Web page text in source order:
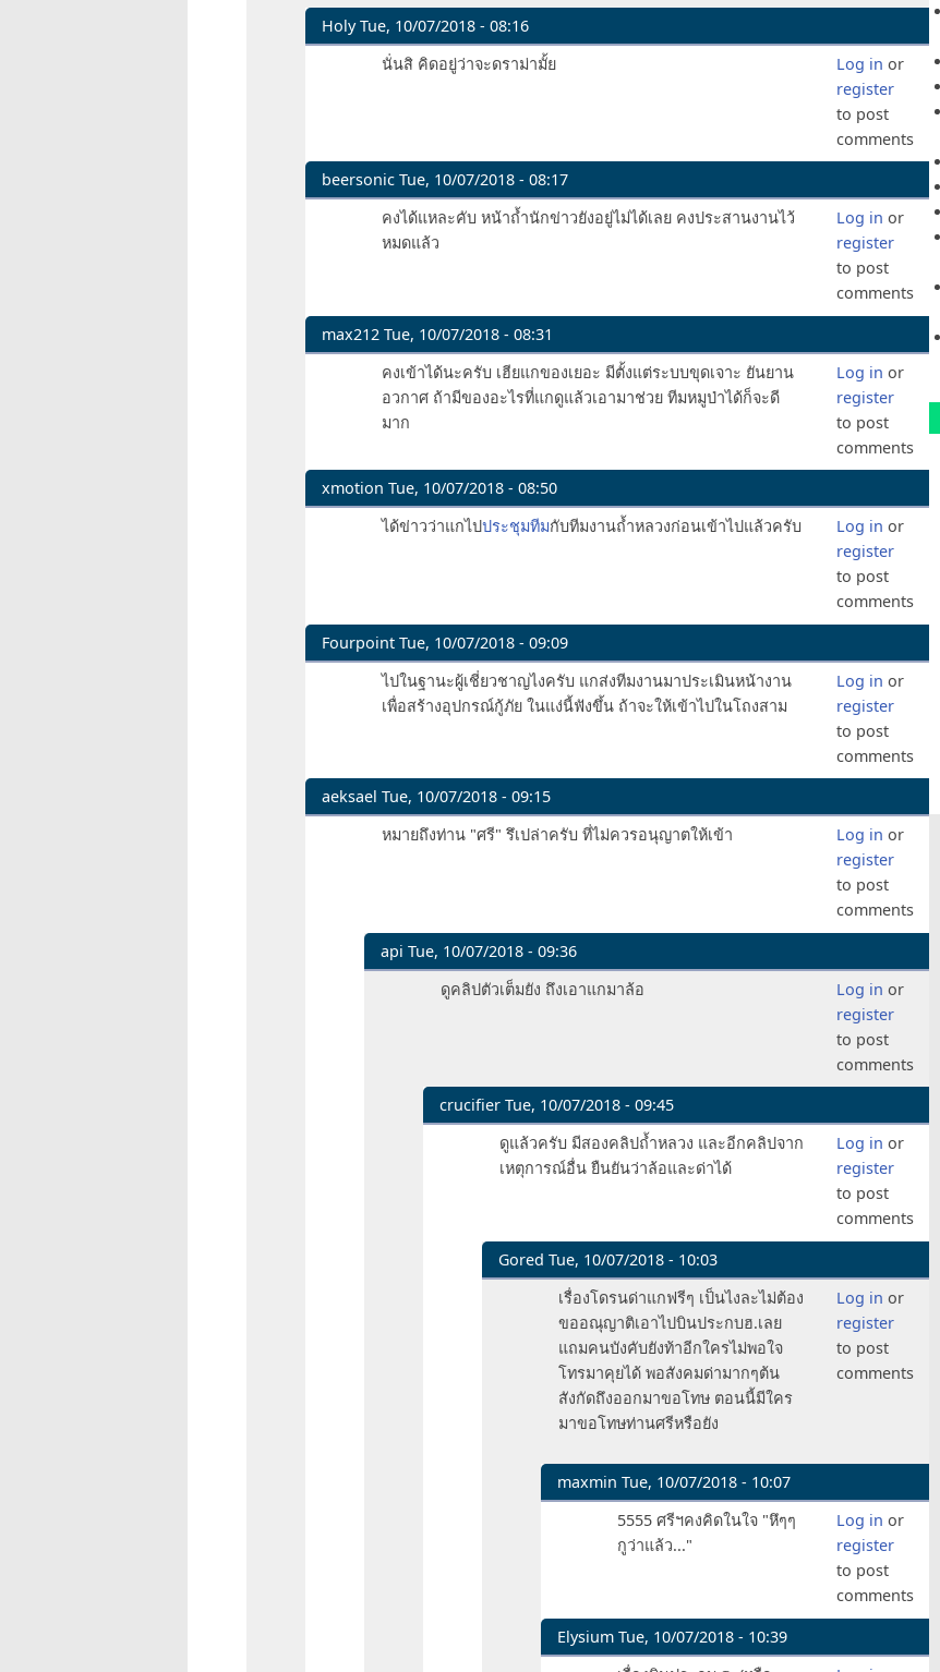
princeth
HolyTue, 10/07/2018 - 08:16
In
จะ
ควร
by
นั่นสิ คิดอยู่ว่าจะดราม่ามั้ย Log in or
register
to post
comments
beersonic Tue, 10/07/2018 - 08:17
In
จะ
ควร
เข้
by
คงได้แหละคับ หน้าถ้ำนักข่าวยังอยู่ไม่ได้เลย คงประสานงานไว้
หมดแล้ว
Log in or
register
to post
comments
max212 Tue, 10/07/2018 - 08:31
In
จะ
ควร
เข้
by
คงเข้าได้นะครับ เฮียแกของเยอะ มีตั้งแต่ระบบขุดเจาะ ยันยาน
อวกาศ ถ้ามีของอะไรที่แกดูแล้วเอามาช่วย ทีมหมูป่าได้ก็จะดี
มาก
Log in or
register
to post
comments
xmotion Tue, 10/07/2018 - 08:50
In
จะ
ควร
เข้
by
ได้ข่าวว่าแกไปประชุมทีมกับทีมงานถ้ำหลวงก่อนเข้าไปแล้วครับ Log in or
register
to post
comments
Fourpoint Tue, 10/07/2018 - 09:09
In
จะ
ควร
ไปในฐานะผู้เชี่ยวชาญไงครับ แกส่งทีมงานมาประเมินหน้างาน
เพื่อสร้างอุปกรณ์กู้ภัย ในแง่นี้ฟังขึ้น ถ้าจะให้เข้าไปในโถงสาม
Log in or
register
to post
comments
aeksael Tue, 10/07/2018 - 09:15
In
หมายถึงท่าน "ศรี" รึเปล่าครับ ที่ไม่ควรอนุญาตให้เข้า Log in or
register
to post
comments
api Tue, 10/07/2018 - 09:36
In
ดูคลิปตัวเต็มยัง ถึงเอาแกมาล้อ Log in or
register
to post
comments
crucifier Tue, 10/07/2018 - 09:45
In
ดูแล้วครับ มีสองคลิปถ้ำหลวง และอีกคลิปจาก
เหตุการณ์อื่น ยืนยันว่าล้อและด่าได้
Log in or
register
to post
comments
Gored Tue, 10/07/2018 - 10:03
In
เรื่องโดรนด่าแกฟรีๆ เป็นไงละไม่ต้อง
ขออณุญาติเอาไปบินประกบฮ.เลย
แถมคนบังคับยังท้าอีกใครไม่พอใจ
โทรมาคุยได้ พอสังคมด่ามากๆต้น
สังกัดถึงออกมาขอโทษ ตอนนี้มีใคร
มาขอโทษท่านศรีหรือยัง
Log in or
register
to post
comments
maxmin Tue, 10/07/2018 - 10:07
In
รน
ด่า
5555 ศรีฯคงคิดในใจ "หึๆๆ
กูว่าแล้ว..."
Log in or
register
to post
comments
Elysium Tue, 10/07/2018 - 10:39
In